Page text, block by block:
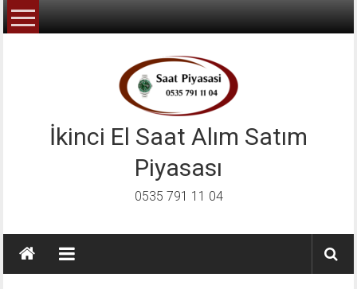
İçeriğe
geç
İkinci El Saat Alım Satım
Piyasası
0535 791 11 04